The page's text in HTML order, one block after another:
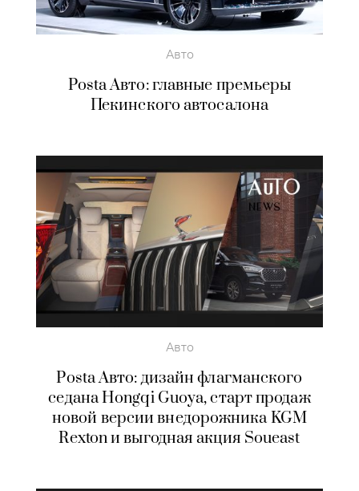
Авто
Posta Авто: главные премьеры
Пекинского автосалона
Авто
Posta Авто: дизайн флагманского
седана Hongqi Guoya, старт продаж
новой версии внедорожника KGM
Rexton и выгодная акция Soueast